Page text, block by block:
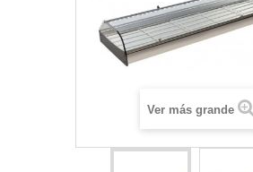
Ver más grande